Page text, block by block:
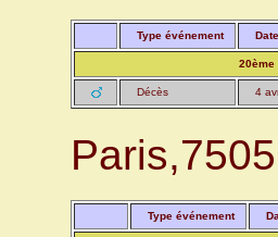
Type événement Date
Décès 4
Type événement